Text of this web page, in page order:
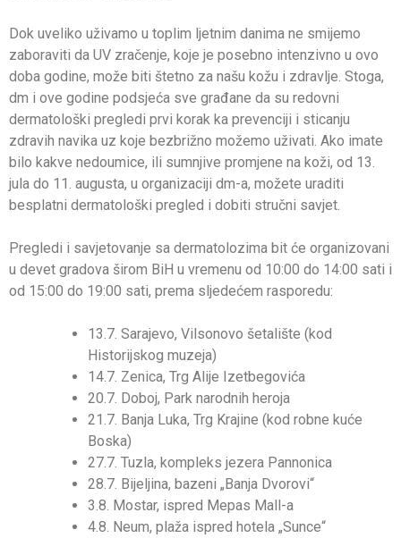
Dok uveliko uživamo u toplim ljetnim danima ne smijemo
zaboraviti da UV zračenje, koje je posebno intenzivno u ovo
doba godine, može biti štetno za našu kožu i zdravlje. Stoga,
dm i ove godine podsjeća sve građane da su redovni
dermatološki pregledi prvi korak ka prevenciji i sticanju
zdravih navika uz koje bezbrižno možemo uživati. Ako imate
bilo kakve nedoumice, ili sumnjive promjene na koži, od 13.
jula do 11. augusta, u organizaciji dm-a, možete uraditi
besplatni dermatološki pregled i dobiti stručni savjet.
Pregledi i savjetovanje sa dermatolozima bit će organizovani
u devet gradova širom BiH u vremenu od 10:00 do 14:00 sati i
od 15:00 do 19:00 sati, prema sljedećem rasporedu:
13.7. Sarajevo, Vilsonovo šetalište (kod
Historijskog muzeja)
14.7. Zenica, Trg Alije Izetbegovića
20.7. Doboj, Park narodnih heroja
21.7. Banja Luka, Trg Krajine (kod robne kuće
Boska)
27.7. Tuzla, kompleks jezera Pannonica
28.7. Bijeljina, bazeni „Banja Dvorovi“
3.8. Mostar, ispred Mepas Mall-a
4.8. Neum, plaža ispred hotela „Sunce“